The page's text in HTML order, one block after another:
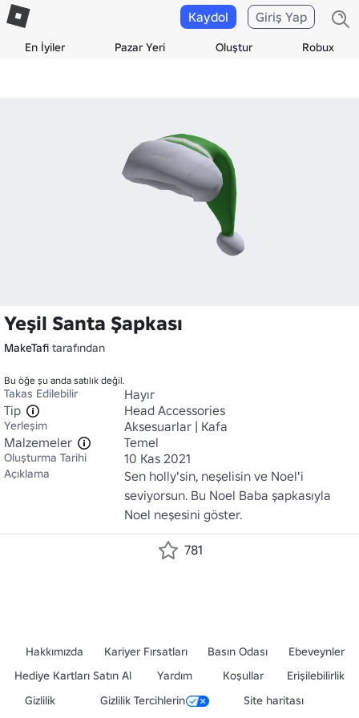
En İyiler Pazar Yeri Oluştur Robux
Kaydol Giriş Yap
Yeşil Santa Şapkası
MakeTafi tarafından
Bu öğe şu anda satılık değil.
Takas Edilebilir
Hayır
Tip
Head Accessories
Yerleşim
Aksesuarlar | Kafa
Malzemeler
Temel
Oluşturma Tarihi 10 Kas 2021
Açıklama
Sen holly'sin, neşelisin ve Noel'i
seviyorsun. Bu Noel Baba şapkasıyla
Noel neşesini göster.
781
Hakkımızda Kariyer Fırsatları Basın Odası
Ebeveynler
Hediye Kartları Satın Al
Yardım Koşullar
Erişilebilirlik
Gizlilik
Gizlilik Tercihlerin Site haritası